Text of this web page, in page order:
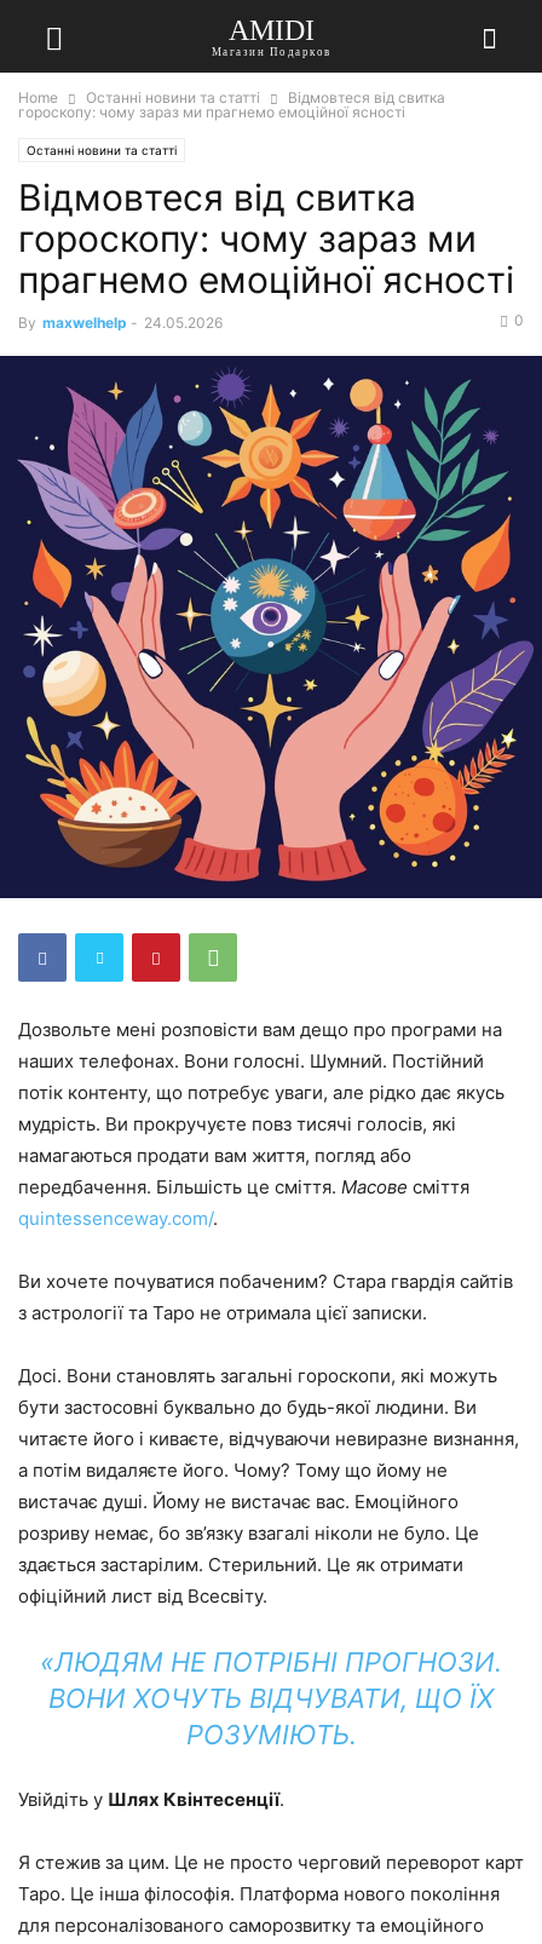
AMIDI
Магазин Подарков
Home Останні новини та статті
Відмовтеся від свитка
гороскопу: чому зараз ми прагнемо емоційної ясності
Останні новини та статті
Відмовтеся від свитка
гороскопу: чому зараз ми
прагнемо емоційної ясності
By maxwelhelp - 24.05.2026 0
Дозвольте мені розповісти вам дещо про програми на
наших телефонах. Вони голосні. Шумний. Постійний
потік контенту, що потребує уваги, але рідко дає якусь
мудрість. Ви прокручуєте повз тисячі голосів, які
намагаються продати вам життя, погляд або
передбачення. Більшість це сміття. Масове сміття
quintessenceway.com/.
Ви хочете почуватися побаченим? Стара гвардія сайтів
з астрології та Таро не отримала цієї записки.
Досі. Вони становлять загальні гороскопи, які можуть
бути застосовні буквально до будь-якої людини. Ви
читаєте його і киваєте, відчуваючи невиразне визнання,
а потім видаляєте його. Чому? Тому що йому не
вистачає душі. Йому не вистачає вас. Емоційного
розриву немає, бо зв’язку взагалі ніколи не було. Це
здається застарілим. Стерильний. Це як отримати
офіційний лист від Всесвіту.
«ЛЮДЯМ НЕ ПОТРІБНІ ПРОГНОЗИ.
ВОНИ ХОЧУТЬ ВІДЧУВАТИ, ЩО ЇХ
РОЗУМІЮТЬ.
Увійдіть у Шлях Квінтесенції.
Я стежив за цим. Це не просто черговий переворот карт
Таро. Це інша філософія. Платформа нового покоління
для персоналізованого саморозвитку та емоційного